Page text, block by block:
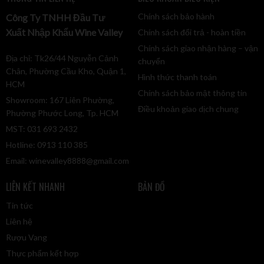
ở Châu Âu là niềm tự hạo mãnh liệt của mỗi thành viên
Vranken-Pommery Monopole.
Công Ty TNHH Đầu Tư
Xuất Nhập Khẩu Wine Valley
Địa chỉ: Tk26/44 Nguyễn Cảnh
Chân, Phường Cầu Kho, Quận 1,
HCM
Showroom: 167 Liên Phường,
Phường Phước Long, Tp. HCM
MST: 031 693 2432
Hotline: 0913 110 385
Email: winevalley8888@gmail.com
Chính sách bảo hành
Chính sách đổi trả - hoàn tiền
Chính sách giao nhận hàng – vận
chuyển
Hình thức thanh toán
Chính sách bảo mật thông tin
Điều khoản giao dịch chung
LIÊN KẾT NHANH
Tin tức
Liên hệ
Rượu Vang
Thực phẩm kết hợp
BẢN ĐỒ